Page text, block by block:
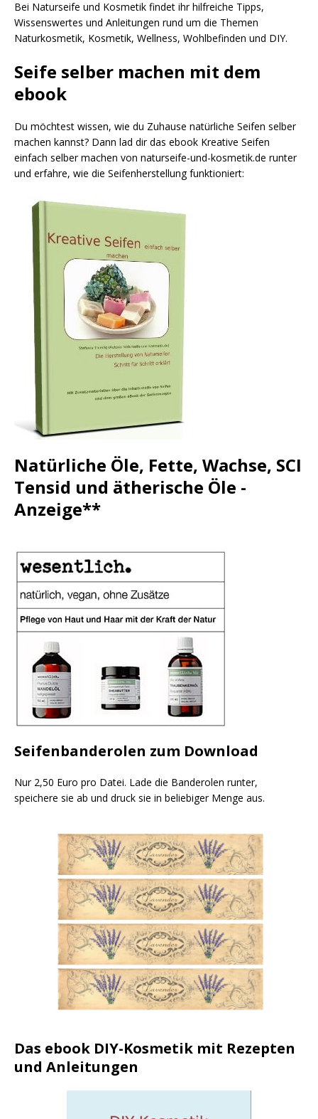
Bei Naturseife und Kosmetik findet ihr hilfreiche Tipps,
Wissenswertes und Anleitungen rund um die Themen
Naturkosmetik, Kosmetik, Wellness, Wohlbefinden und DIY.
Seife selber machen mit dem
ebook
Du möchtest wissen, wie du Zuhause natürliche Seifen selber
machen kannst? Dann lad dir das ebook Kreative Seifen
einfach selber machen von naturseife-und-kosmetik.de runter
und erfahre, wie die Seifenherstellung funktioniert:
Natürliche Öle, Fette, Wachse, SCI
Tensid und ätherische Öle -
Anzeige**
Seifenbanderolen zum Download
Nur 2,50 Euro pro Datei. Lade die Banderolen runter,
speichere sie ab und druck sie in beliebiger Menge aus.
Das ebook DIY-Kosmetik mit Rezepten
und Anleitungen